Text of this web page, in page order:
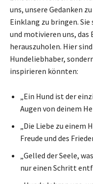
uns, unsere Gedanken
Einklang zu bringen. Sie
und motivieren uns, das
herauszuholen. Hier
Hundeliebhaber,
inspirieren könnten:
„Ein Hund ist der
Augen von deinem
„Die Liebe zu einem
Freude und des
„Gelled der Seele,
nur einen Schritt